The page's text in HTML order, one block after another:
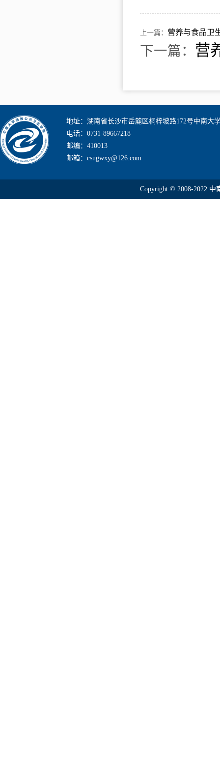
上一篇： 营养与食品卫
下一篇： 营
地址：湖南省长沙市岳麓区桐梓坡路172号中南大
电话：0731-89667218
邮编：410013
邮箱：csugwxy@126.com
Copyright © 2008-2022 中